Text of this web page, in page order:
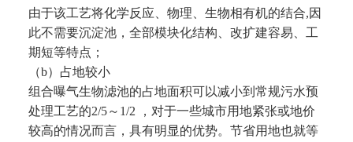
由于该工艺将化学反应、物理、生物相有机的结合,因
此不需要沉淀池，全部模块化结构、改扩建容易、工
期短等特点；
（b）占地较小
组合曝气生物滤池的占地面积可以减小到常规污水预
处理工艺的2/5～1/2 ，对于一些城市用地紧张或地价
较高的情况而言，具有明显的优势。节省用地也就等